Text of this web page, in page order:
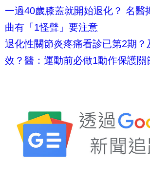
一過40歲膝蓋就開始退化？ 名醫
曲有「1怪聲」要注意
退化性關節炎疼痛看診已第2期？
效？醫：運動前必做1動作保護關